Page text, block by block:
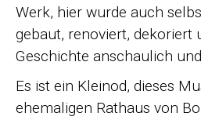
Werk, hier wurde auch
gebaut, renoviert, dekoriert
Geschichte anschaulich
Es ist ein Kleinod, dieses
ehemaligen Rathaus von